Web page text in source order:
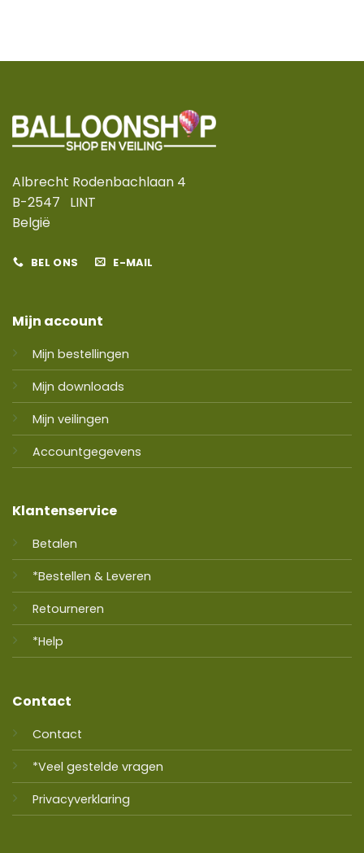
Albrecht Rodenbachlaan 4
B-2547 LINT
België
BEL ONS E-MAIL
Mijn account
Mijn bestellingen
Mijn downloads
Mijn veilingen
Accountgegevens
Klantenservice
Betalen
*Bestellen & Leveren
Retourneren
*Help
Contact
Contact
*Veel gestelde vragen
Privacyverklaring